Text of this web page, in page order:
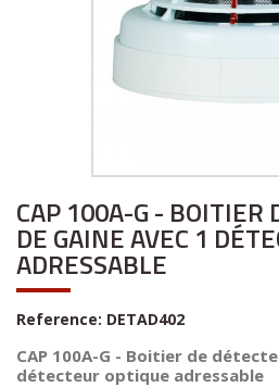
CAP 100A-G - BOITIER
DE GAINE AVEC 1
ADRESSABLE
Reference: DETAD402
CAP 100A-G - Boitier de
détecteur optique adressable